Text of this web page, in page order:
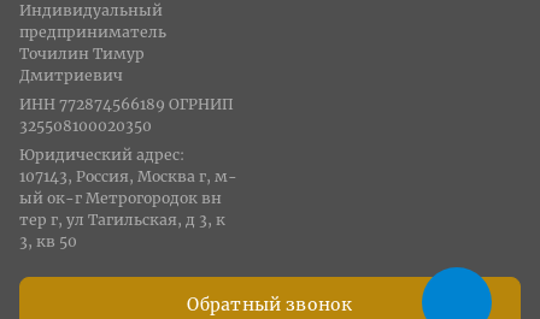
Обратный звонок
Индивидуальный
предприниматель
Точилин Тимур
Дмитриевич
ИНН 772874566189 ОГРНИП
325508100020350
Юридический адрес:
107143, Россия, Москва г, м-
ый ок-г Метрогородок вн
тер г, ул Тагильская, д 3, к
3, кв 50